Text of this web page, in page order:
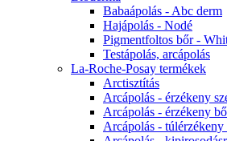
Babaápolás - Abc derm
Hajápolás - Nodé
Pigmentfoltos bőr -
Testápolás, arcápolás
La-Roche-Posay termékek
Arctisztítás
Arcápolás - érzékeny
Arcápolás - érzékeny
Arcápolás -